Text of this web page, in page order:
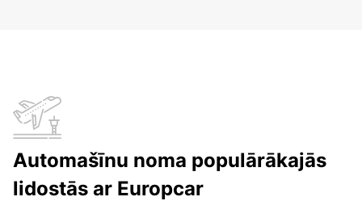
Automašīnu noma populārākajās
lidostās ar Europcar